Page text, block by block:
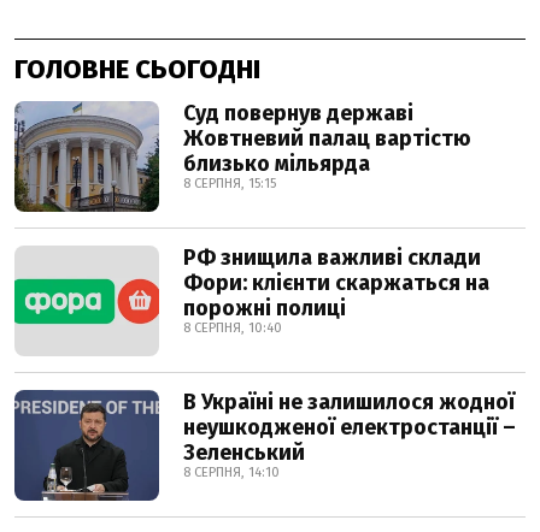
ГОЛОВНЕ СЬОГОДНІ
Суд повернув державі
Жовтневий палац вартістю
близько мільярда
8 СЕРПНЯ, 15:15
РФ знищила важливі склади
Фори: клієнти скаржаться на
порожні полиці
8 СЕРПНЯ, 10:40
В Україні не залишилося жодної
неушкодженої електростанції –
Зеленський
8 СЕРПНЯ, 14:10